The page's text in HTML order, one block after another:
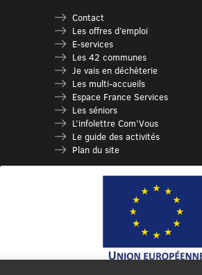
Contact
Les offres d’emploi
E-services
Les 42 communes
Je vais en déchèterie
Les multi-accueils
Espace France Services
Les séniors
L’infolettre Com’Vous
Le guide des activités
Plan du site